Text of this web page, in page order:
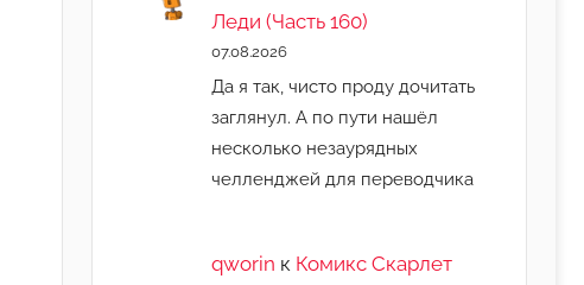
Леди (Часть 160)
07.08.2026
Да я так, чисто проду дочитать
заглянул. А по пути нашёл
несколько незаурядных
челленджей для переводчика
qworin к Комикс Скарлет